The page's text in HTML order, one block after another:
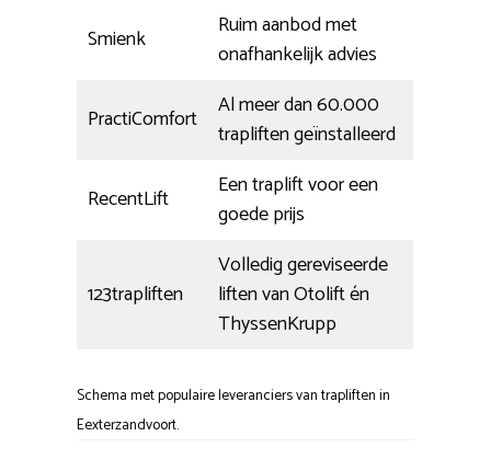
Smienk
Ruim aanbod met
onafhankelijk advies
PractiComfort
Al meer dan 60.000
trapliften geïnstalleerd
RecentLift
Een traplift voor een
goede prijs
123trapliften
Volledig gereviseerde
liften van Otolift én
ThyssenKrupp
Schema met populaire leveranciers van trapliften in
Eexterzandvoort.